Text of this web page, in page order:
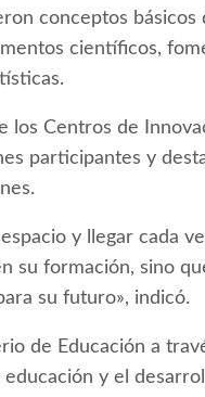
conceptos
científicos,
los Centros de
participantes y
y llegar cada
su formación, sino
su futuro», indicó.
de Educación a
y el